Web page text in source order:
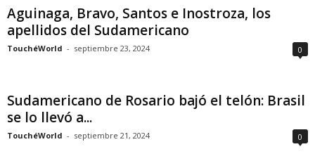
Aguinaga, Bravo, Santos e Inostroza, los
apellidos del Sudamericano
TouchéWorld - septiembre 23, 2024 0
Sudamericano de Rosario bajó el telón: Brasil
se lo llevó a...
TouchéWorld - septiembre 21, 2024 0